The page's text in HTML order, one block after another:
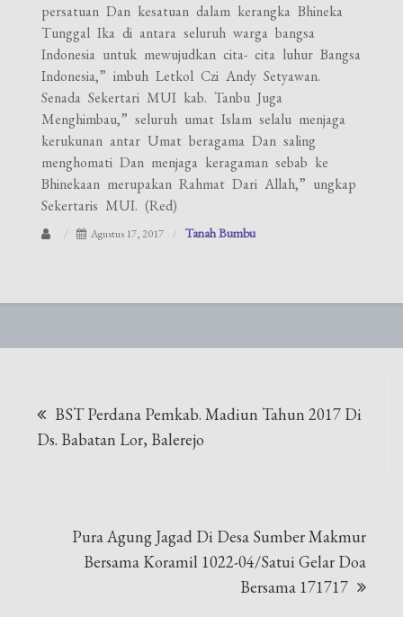
persatuan Dan kesatuan dalam kerangka Bhineka
Tunggal Ika di antara seluruh warga bangsa
Indonesia untuk mewujudkan cita- cita luhur Bangsa
Indonesia,” imbuh Letkol Czi Andy Setyawan.
Senada Sekertari MUI kab. Tanbu Juga
Menghimbau,” seluruh umat Islam selalu menjaga
kerukunan antar Umat beragama Dan saling
menghomati Dan menjaga keragaman sebab ke
Bhinekaan merupakan Rahmat Dari Allah,” ungkap
Sekertaris MUI. (Red)
Agustus 17, 2017 Tanah Bumbu
pos
BST Perdana Pemkab. Madiun Tahun 2017 Di
Ds. Babatan Lor, Balerejo
Pura Agung Jagad Di Desa Sumber Makmur
Bersama Koramil 1022-04/Satui Gelar Doa
Bersama 171717